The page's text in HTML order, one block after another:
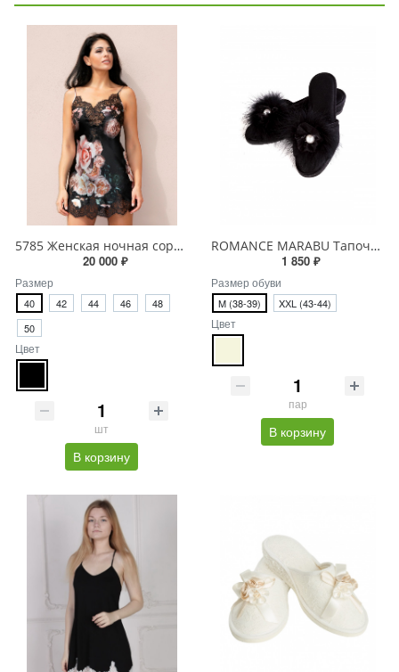
5785 Женская ночная сорочка
20 000 ₽
Размер
40 42 44 46
48
50
Цвет
шт
В корзину
ROMANCE MARABU Тапочки женские
1 850 ₽
Размер обуви
M (38-39) XХL (43-44)
Цвет
пар
В корзину